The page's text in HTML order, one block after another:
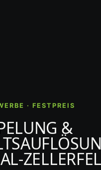
· FESTPREIS
&